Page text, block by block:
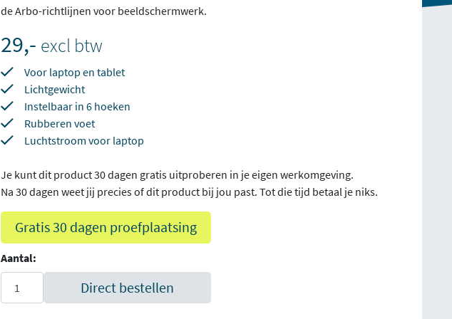
de Arbo-richtlijnen voor beeldschermwerk.
29,- excl btw
Voor laptop en tablet
Lichtgewicht
Instelbaar in 6 hoeken
Rubberen voet
Luchtstroom voor laptop
Je kunt dit product 30 dagen gratis uitproberen in je eigen werkomgeving.
Na 30 dagen weet jij precies of dit product bij jou past. Tot die tijd betaal je niks.
Gratis 30 dagen proefplaatsing
Aantal:
Direct bestellen